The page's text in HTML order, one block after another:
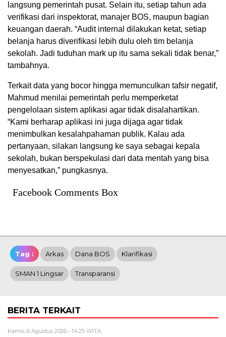
langsung pemerintah pusat. Selain itu, setiap tahun ada
verifikasi dari inspektorat, manajer BOS, maupun bagian
keuangan daerah. “Audit internal dilakukan ketat, setiap
belanja harus diverifikasi lebih dulu oleh tim belanja
sekolah. Jadi tuduhan mark up itu sama sekali tidak benar,”
tambahnya.
Terkait data yang bocor hingga memunculkan tafsir negatif,
Mahmud menilai pemerintah perlu memperketat
pengelolaan sistem aplikasi agar tidak disalahartikan.
“Kami berharap aplikasi ini juga dijaga agar tidak
menimbulkan kesalahpahaman publik. Kalau ada
pertanyaan, silakan langsung ke saya sebagai kepala
sekolah, bukan berspekulasi dari data mentah yang bisa
menyesatkan,” pungkasnya.
Facebook Comments Box
Tag : Arkas Dana BOS Klarifikasi
SMAN 1 Lingsar Transparansi
BERITA TERKAIT
Kamis, 6 Agustus 2026 - 14:25 WITA